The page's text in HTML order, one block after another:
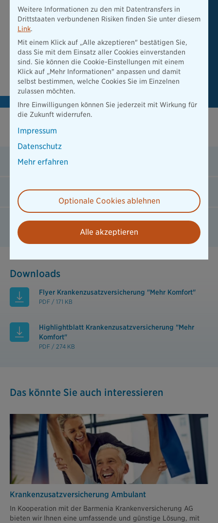
Jetzt Beitrag berechnen
Finden Sie in nur wenigen Klicks heraus, welches Angebot
wir Ihnen machen können.
Beitrag berechnen
FAQ
Welche Leistungen sind ausgeschlossen?
Wann zahlt die Zusatzversicherung?
Kann ich mir den behandelnden Arzt und das
Krankenhaus frei aussuchen?
Downloads
Flyer Krankenzusatzversicherung "Mehr Komfort"
PDF / 171 KB
Highlightblatt Krankenzusatzversicherung "Mehr
Komfort"
PDF / 274 KB
Das könnte Sie auch interessieren
Krankenzusatz­versicherung Ambulant
In Kooperation mit der Barmenia Krankenversicherung AG
bieten wir Ihnen eine umfassende und günstige Lösung, mit
Weitere Informationen zu den mit Datentransfers in
Drittstaaten verbundenen Risiken finden Sie unter diesem
Link.
Mit einem Klick auf „Alle akzeptieren" bestätigen Sie,
dass Sie mit dem Einsatz aller Cookies einverstanden
sind. Sie können die Cookie-Einstellungen mit einem
Klick auf „Mehr Informationen" anpassen und damit
selbst bestimmen, welche Cookies Sie im Einzelnen
zulassen möchten.
Ihre Einwilligungen können Sie jederzeit mit Wirkung für
die Zukunft widerrufen.
Impressum
Datenschutz
Mehr erfahren
Optionale Cookies ablehnen
Alle akzeptieren